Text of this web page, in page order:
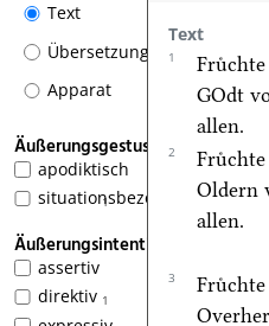
Text
Übersetzung
Apparat
Äußerungsgestus
apodiktisch
1
situationsbezogen
Äußerungsintention
assertiv
1
direktiv
Text
1
Fruͤchte
GOdt
allen.
2
Fruͤchte
Oldern
allen.
3
Fruͤchte